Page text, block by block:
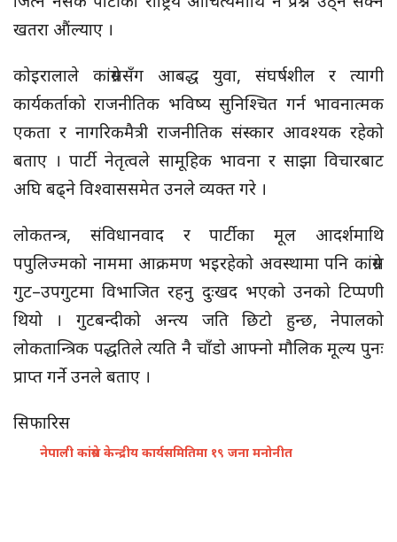
खतरा औंल्याए ।
कोइरालाले कांग्रेससँग आबद्ध युवा, संघर्षशील र त्यागी
कार्यकर्ताको राजनीतिक भविष्य सुनिश्चित गर्न भावनात्मक
एकता र नागरिकमैत्री राजनीतिक संस्कार आवश्यक रहेको
बताए । पार्टी नेतृत्वले सामूहिक भावना र साझा विचारबाट
अघि बढ्ने विश्वाससमेत उनले व्यक्त गरे ।
लोकतन्त्र, संविधानवाद र पार्टीका मूल आदर्शमाथि
पपुलिज्मको नाममा आक्रमण भइरहेको अवस्थामा पनि कांग्रेस
गुट–उपगुटमा विभाजित रहनु दुःखद भएको उनको टिप्पणी
थियो । गुटबन्दीको अन्त्य जति छिटो हुन्छ, नेपालको
लोकतान्त्रिक पद्धतिले त्यति नै चाँडो आफ्नो मौलिक मूल्य पुनः
प्राप्त गर्ने उनले बताए ।
सिफारिस
नेपाली कांग्रेस केन्द्रीय कार्यसमितिमा १९ जना मनोनीत